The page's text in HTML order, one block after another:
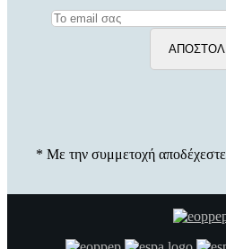
* Με την συμμετοχή αποδέχεστε